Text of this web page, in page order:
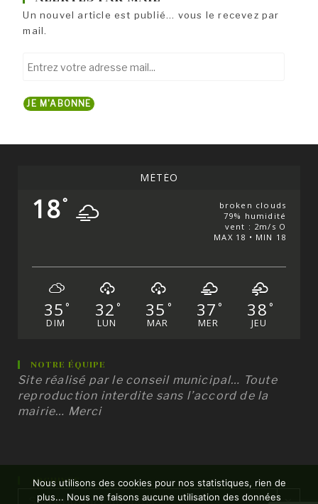
Un nouvel article est publié... vous le recevez par
mail.
votre
mail...
JE M'ABONNE
MÉTÉO
18°
broken clouds
79% humidité
vent : 2m/s O
MAX 18 • MIN 18
35 °
DIM
32 °
LUN
35 °
MAR
37 °
MER
38 °
JEU
NOTRE ÉQUIPE
Site réalisé par le conseil municipal… Toute
reproduction interdite sans l’accord de la
mairie… Merci
ARCHIVES
Archives
Sélectionner un mois
Nous utilisons des cookies pour nos statistiques, rien de
plus... Nous ne faisons aucune utilisation des données